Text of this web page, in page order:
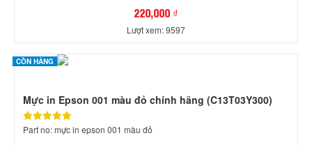
220,000 ₫
Lượt xem: 9597
CÒN HÀNG
Mực in Epson 001 màu đỏ chính hãng (C13T03Y300)
Part no: mực in epson 001 màu đỏ